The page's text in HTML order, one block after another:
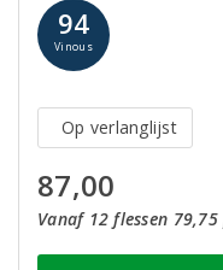
94
Vinous
Op verlanglijst
87,00
Vanaf 12 flessen